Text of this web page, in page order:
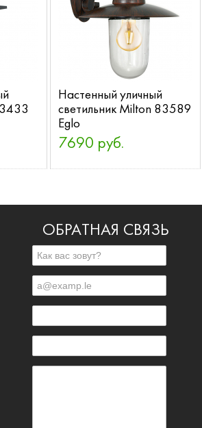
Настенный уличный
светильник Milton 83589
Eglo
7690 руб.
ОБРАТНАЯ СВЯЗЬ